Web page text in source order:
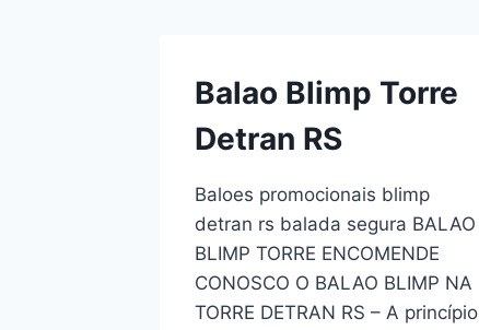
Balao Blimp Torre
Detran RS
Baloes promocionais blimp
detran rs balada segura BALAO
BLIMP TORRE ENCOMENDE
CONOSCO O BALAO BLIMP NA
TORRE DETRAN RS – A princípio